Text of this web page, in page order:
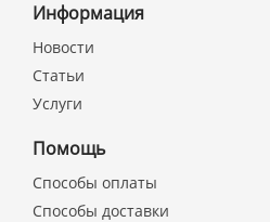
Информация
Новости
Статьи
Услуги
Помощь
Способы оплаты
Способы доставки